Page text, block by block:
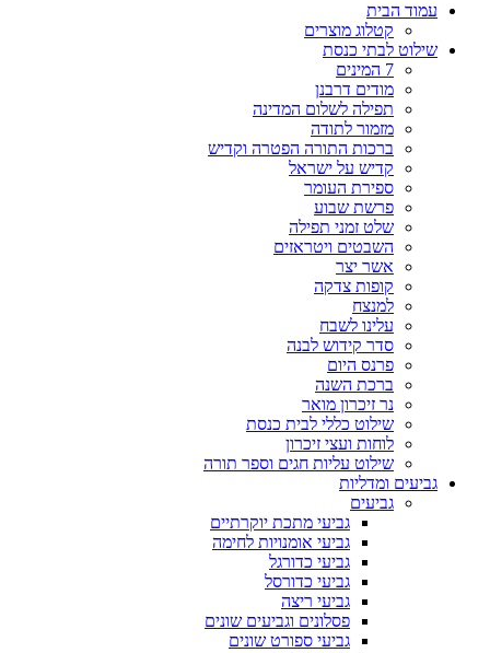
עמוד הבית
קטלוג מוצרים
שילוט לבתי כנסת
7 המינים
מודים דרבנן
תפילה לשלום המדינה
מזמור לתודה
ברכות התורה הפטרה וקדיש
קדיש על ישראל
ספירת העומר
פרשת שבוע
שלט זמני תפילה
השבטים ויטראזים
אשר יצר
קופות צדקה
למנצח
עלינו לשבח
סדר קידוש לבנה
פרנס היום
ברכת השנה
נר זיכרון מואר
שילוט כללי לבית כנסת
לוחות ועצי זיכרון
שילוט עליות חגים וספר תורה
גביעים ומדליות
גביעים
גביעי מתכת יוקרתיים
גביעי אומנויות לחימה
גביעי כדורגל
גביעי כדורסל
גביעי ריצה
פסלונים וגביעים שונים
גביעי ספורט שונים